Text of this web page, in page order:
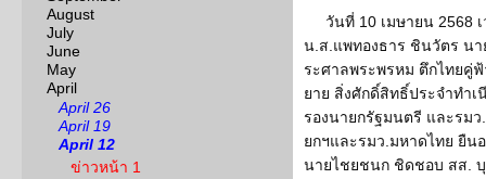
August
July
June
May
April
April 26
April 19
April 12
ข่าวหน้า 1
วันที่ 10 เมษายน 2568
น.ส.แพทองธาร ชินวัตร น
ระศาลพระพรหม ตึกไทยคู่
ยาย สิ่งศักดิ์สิทธิ์ประจำทำ
รองนายกรัฐมนตรี และรม
ยกฯและรมว.มหาดไทย ยื
นายไชยชนก ชิดชอบ สส.